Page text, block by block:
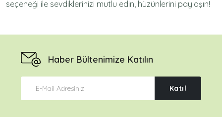
seçeneği ile sevdiklerinizi mutlu edin, hüzünlerini paylaşın!
Haber Bültenimize Katılın
Katıl